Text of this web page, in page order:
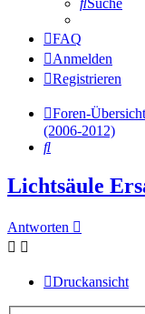
Suche
FAQ
Anmelden
Registrieren
Foren-Übersicht
(2006-2012)
Suche
Lichtsäule
Antworten
Druckansicht